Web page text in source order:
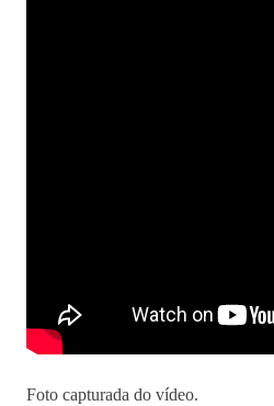
Foto capturada do vídeo.